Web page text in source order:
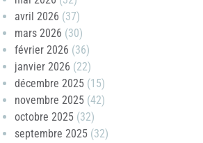
avril 2026 (37)
mars 2026 (30)
février 2026 (36)
janvier 2026 (22)
décembre 2025(15)
novembre 2025(42)
octobre 2025(32)
septembre 2025(32)